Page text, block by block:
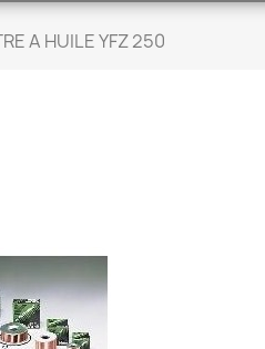
A HUILE YFZ 250